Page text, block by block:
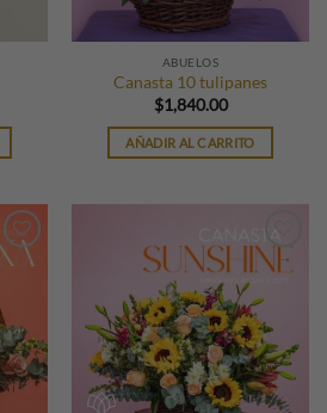
ABUELOS
Canasta 10 tulipanes
$1,840.00
AÑADIR AL CARRITO